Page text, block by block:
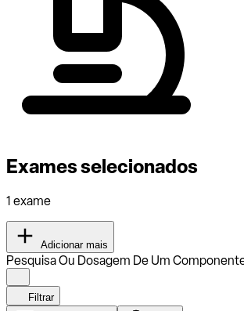
Exames selecionados
1 exame
Adicionar mais
Pesquisa Ou Dosagem De Um
Filtrar